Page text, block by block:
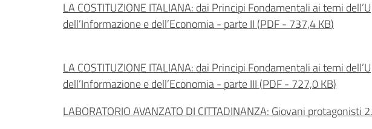
LA COSTITUZIONE ITALIANA: dai Principi Fondamentali ai temi
dell’Informazione e dell’Economia - parte II (PDF- 737,4 KB)
LA COSTITUZIONE ITALIANA: dai Principi Fondamentali ai temi
dell’Informazione e dell’Economia - parte III (PDF- 727,0 KB)
LABORATORIO AVANZATO DI CITTADINANZA: Giovani protagonisti